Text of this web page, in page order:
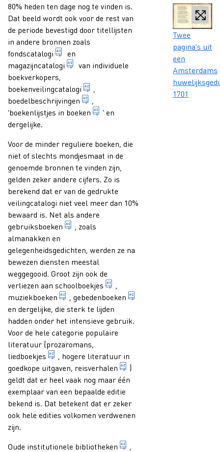
80% heden ten dage nog te vinden is.
Dat beeld wordt ook voor de rest van
de periode bevestigd door titellijsten
in andere bronnen zoals
fondscatalogi
lijst van uitgaven van een uitgever.
en
magazijncatalogi
gedrukte lijst van boeken die bij een
van individuele
boekverkopers,
boekenveilingcatalogi
catalogus van publicaties en/of
,
boedelbeschrijvingen
beschrijving van de bezittingen van
,
'boekenlijstjes in boeken lijstjes met titels van boeken uit
' en
dergelijke.
Voor de minder reguliere boeken, die
niet of slechts mondjesmaat in de
genoemde bronnen te vinden zijn,
gelden zeker andere cijfers. Zo is
berekend dat er van de gedrukte
veilingcatalogi niet veel meer dan 10%
bewaard is. Net als andere
gebruiksboeken
boeken die veelvuldig gebruikt worden,
, zoals
almanakken en
gelegenheidsgedichten, werden ze na
bewezen diensten meestal
weggegooid. Groot zijn ook de
verliezen aan schoolboekjes
,
muziekboeken
boek met muziekwerken
, gebedenboeken
en dergelijke, die sterk te lijden
hadden onder het intensieve gebruik.
Voor de hele categorie populaire
literatuur (prozaromans,
liedboekjes
1. bundel met teksten van liederen, soms met
, hogere literatuur in
goedkope uitgaven, reisverhalen boek waarin verslag
)
geldt dat er heel vaak nog maar één
exemplaar van een bepaalde editie
bekend is. Dat betekent dat er zeker
ook hele edities volkomen verdwenen
zijn.
Oude institutionele bibliotheken
,
Caption
Twee
pagina's uit
een
Amsterdams
1701